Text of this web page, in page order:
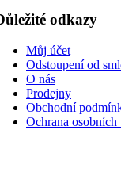
odkazy
Můj účet
Odstoupení od
O nás
Prodejny
Obchodní
Ochrana osobních